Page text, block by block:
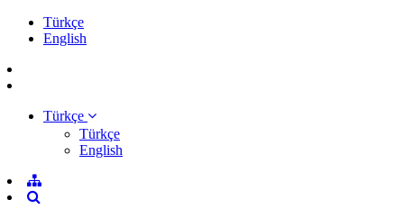
Türkçe
English
Türkçe
Türkçe
English